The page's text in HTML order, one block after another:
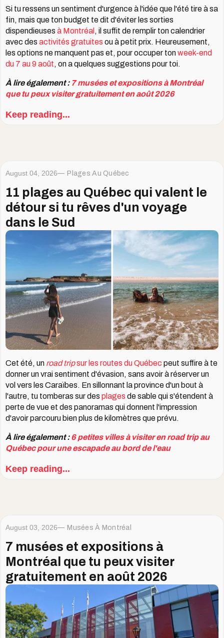
Si tu ressens un sentiment d'urgence à l'idée que l'été tire à sa
fin, mais que ton budget te dit d'éviter les sorties
dispendieuses à Montréal , il suffit de remplir ton calendrier
avec des activités gratuites ou à petit prix. Heureusement,
les options ne manquent pas et, pour occuper tonweek-end
du 7 au 9 août, on a quelques suggestions pour toi.
À lire également : 7 musées et expositions à Montréal
que tu peux visiter gratuitement en août 2026
Keep reading...
August 04, 2026 Plages Au Québec
11 plages au Québec qui valent le
détour si tu rêves d'un voyage
dans le Sud
Cet été, un road tripsur les routes du Québec peut suffire à te
donner un vrai sentiment d'évasion, sans avoir à réserver un
vol vers les Caraïbes. En sillonnant la province d'un bout à
l'autre, tu tomberas sur des plages de sable qui s'étendent à
perte de vue et des panoramas qui donnent l'impression
d'avoir parcouru bien plus de kilomètres que prévu.
À lire également :6 petites villes à visiter en road trip au
Québec pour une escapade au bord de l'eau
Keep reading...
August 03, 2026 Musées À Montréal
7 musées et expositions à
Montréal que tu peux visiter
gratuitement en août 2026